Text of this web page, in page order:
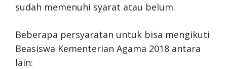
sudah memenuhi syarat atau belum.
Beberapa persyaratan untuk bisa mengikuti
Beasiswa Kementerian Agama 2018 antara
lain: